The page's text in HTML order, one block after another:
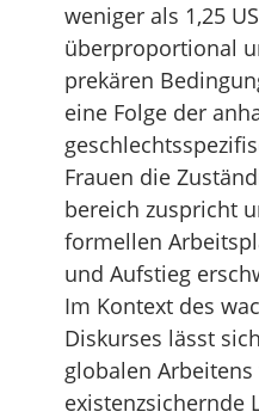
weniger als 1,25
überproportional
prekären
eine Folge der
Frauen die
bereich zuspricht
formellen
und Aufstieg
Im Kontext des
Diskurses lässt
globalen
existenzsichernde